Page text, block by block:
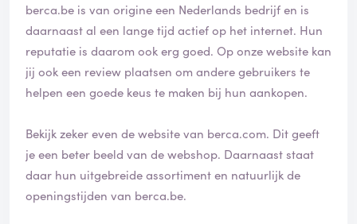
berca.be is van origine een Nederlands bedrijf en is
daarnaast al een lange tijd actief op het internet. Hun
reputatie is daarom ook erg goed. Op onze website kan
jij ook een review plaatsen om andere gebruikers te
helpen een goede keus te maken bij hun aankopen.
Bekijk zeker even de website van berca.com. Dit geeft
je een beter beeld van de webshop. Daarnaast staat
daar hun uitgebreide assortiment en natuurlijk de
openingstijden van berca.be.